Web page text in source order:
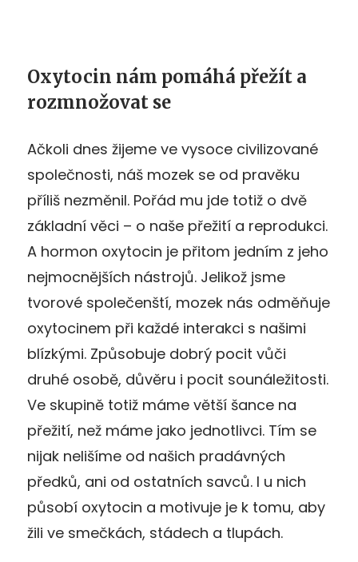
Oxytocin nám pomáhá přežít a
rozmnožovat se
Ačkoli dnes žijeme ve vysoce civilizované
společnosti, náš mozek se od pravěku
příliš nezměnil. Pořád mu jde totiž o dvě
základní věci – o naše přežití a reprodukci.
A hormon oxytocin je přitom jedním z jeho
nejmocnějších nástrojů. Jelikož jsme
tvorové společenští, mozek nás odměňuje
oxytocinem při každé interakci s našimi
blízkými. Způsobuje dobrý pocit vůči
druhé osobě, důvěru i pocit sounáležitosti.
Ve skupině totiž máme větší šance na
přežití, než máme jako jednotlivci. Tím se
nijak nelišíme od našich pradávných
předků, ani od ostatních savců. I u nich
působí oxytocin a motivuje je k tomu, aby
žili ve smečkách, stádech a tlupách.